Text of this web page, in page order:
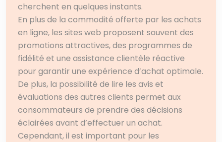
cherchent en quelques instants.
En plus de la commodité offerte par les achats
en ligne, les sites web proposent souvent des
promotions attractives, des programmes de
fidélité et une assistance clientèle réactive
pour garantir une expérience d’achat optimale.
De plus, la possibilité de lire les avis et
évaluations des autres clients permet aux
consommateurs de prendre des décisions
éclairées avant d’effectuer un achat.
Cependant, il est important pour les